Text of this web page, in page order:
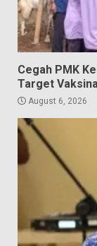
Cegah PMK
Target
August 6, 2026